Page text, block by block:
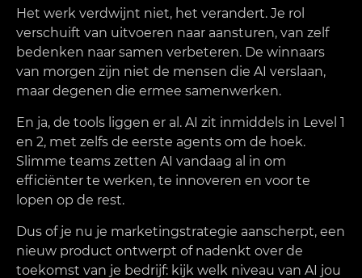
Het werk verdwijnt niet, het verandert. Je rol
verschuift van uitvoeren naar aansturen, van zelf
bedenken naar samen verbeteren. De winnaars
van morgen zijn niet de mensen die AI verslaan,
maar degenen die ermee samenwerken.
En ja, de tools liggen er al. AI zit inmiddels in Level 1
en 2, met zelfs de eerste agents om de hoek.
Slimme teams zetten AI vandaag al in om
efficiënter te werken, te innoveren en voor te
lopen op de rest.
Dus of je nu je marketingstrategie aanscherpt, een
nieuw product ontwerpt of nadenkt over de
toekomst van je bedrijf: kijk welk niveau van AI jou